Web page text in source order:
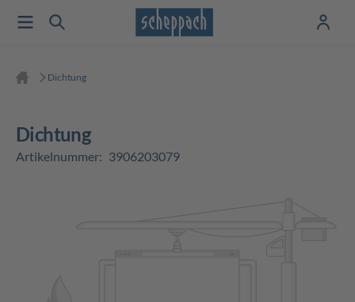
Dichtung
Dichtung
Artikelnummer: 3906203079